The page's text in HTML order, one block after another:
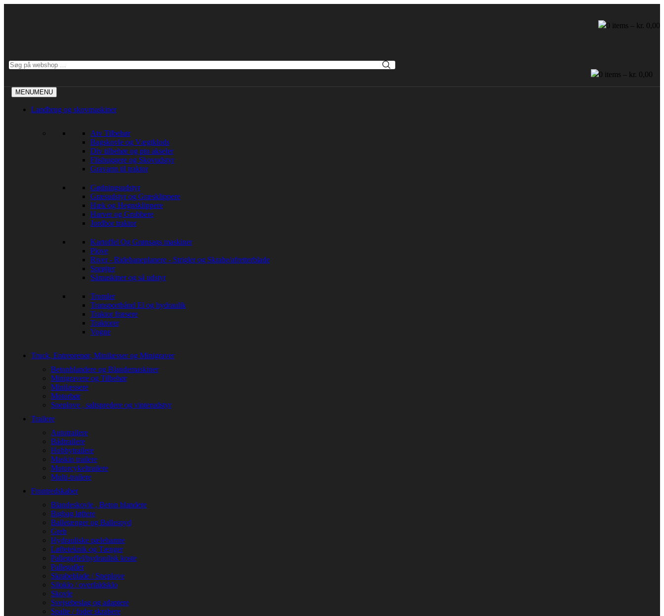
0 items – kr. 0,00
Søg
0 items – kr. 0,00
MENUMENU
Landbrug og skovmaskiner
Atv Tilbehør
Bagskovle og Vægtklods
Div tilbehør og pto akseler
Flishuggere og Skovudstyr
Gravarm til traktor
Gødningsudstyr
Græsudstyr og Græsklippere
Hæk og Hegnsklippere
Harver og Grubbere
Jordbor traktor
Kartoffel Og Grønsags maskiner
Plove
River - Ridebaneplanere - Strigler og Skrabe/afretterblade
Sprøjter
Såmaskiner og så udstyr
Tromler
Transportbånd El og hydraulik
Traktor fræsere
Traktorer
Vogne
Truck, Entreprenør, Minilæsser og Minigraver
Betonblandere og Blandemaskiner
Minigravere og Tilbehør
Minilæssere
Motorbør
Sneplove , saltspredere og vinterudstyr
Trailere
Autotrailere
Bådtrailere
Hobbytrailere
Maskin trailere
Motorcykeltrailere
Multi-trailere
Frontredskaber
Blandeskovle , Beton blandere
Bigbag løftere
Balletænger og Ballespyd
Greb
Hydrauliske pælehamre
Løfteteknik og Tænger
Pallegaffel/hydraulisk koste
Pallegafler
Skrabeblade / Sneplove
Siloklo / overfaldsklo
Skovle
Svejsebeslag og adaptere
Spalte / foder skrabere